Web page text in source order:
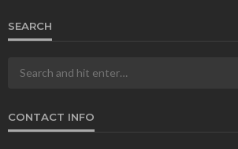
SEARCH
CONTACT INFO